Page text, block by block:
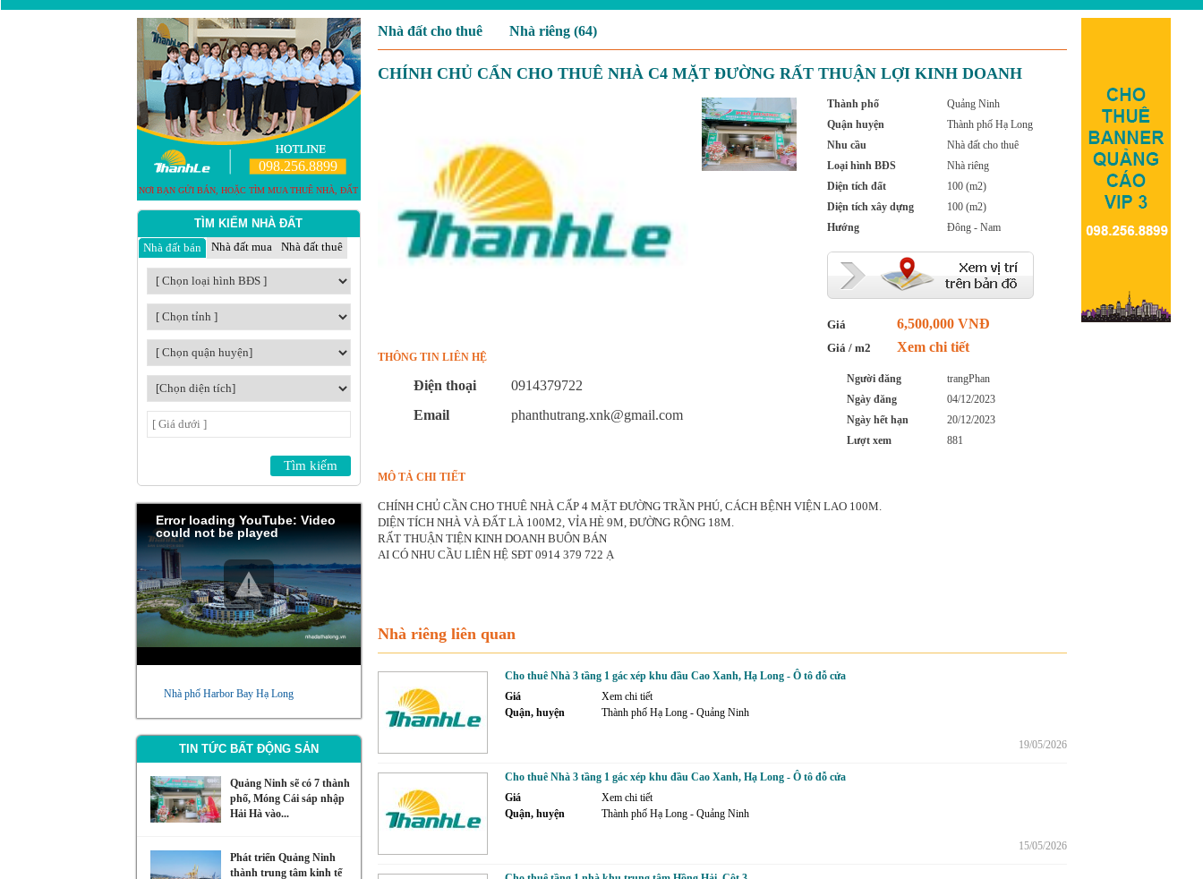
TÌM KIẾM NHÀ ĐẤT
Nhà đất bán
Nhà đất mua Nhà đất thuê
Error loading YouTube: Video
could not be played
Nhà phố Harbor Bay Hạ Long
TIN TỨC BẤT ĐỘNG SẢN
Quảng Ninh sẽ có 7 thành
phố, Móng Cái sáp nhập
Hải Hà vào...
Phát triển Quảng Ninh
thành trung tâm kinh tế
Nhà đất cho thuê Nhà riêng (64)
CHÍNH CHỦ CẨN CHO THUÊ NHÀ C4 MẶT ĐƯỜNG RẤT THUẬN LỢI KINH DOANH
THÔNG TIN LIÊN HỆ
Điện thoại
0914379722
Email
phanthutrang.xnk@gmail.com
Thành phố
Quảng Ninh
Quận huyện
Thành phố Hạ Long
Nhu cầu
Nhà đất cho thuê
Loại hình BĐS
Nhà riêng
Diện tích đất
100 (m2)
Diện tích xây dựng
100 (m2)
Hướng
Đông - Nam
Giá 6,500,000 VNĐ
Giá / m2 Xem chi tiết
Người đăng
trangPhan
Ngày đăng
04/12/2023
Ngày hết hạn
20/12/2023
Lượt xem
881
MÔ TẢ CHI TIẾT
CHÍNH CHỦ CẦN CHO THUÊ NHÀ CẤP 4 MẶT ĐƯỜNG TRẦN PHÚ, CÁCH BỆNH VIỆN LAO 100M.
DIỆN TÍCH NHÀ VÀ ĐẤT LÀ 100M2, VỈA HÈ 9M, ĐƯỜNG RỘNG 18M.
RẤT THUẬN TIỆN KINH DOANH BUÔN BÁN
AI CÓ NHU CẦU LIÊN HỆ SĐT 0914 379 722 Ạ
Nhà riêng liên quan
Cho thuê Nhà 3 tầng 1 gác xép khu đầu Cao Xanh, Hạ Long - Ô tô đỗ cửa
Giá
Xem chi tiết
Quận, huyện
Thành phố Hạ Long - Quảng Ninh
19/05/2026
Cho thuê Nhà 3 tầng 1 gác xép khu đầu Cao Xanh, Hạ Long - Ô tô đỗ cửa
Giá
Xem chi tiết
Quận, huyện
Thành phố Hạ Long - Quảng Ninh
15/05/2026